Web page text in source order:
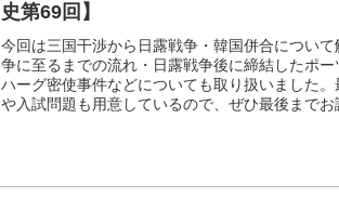
史第69回】
今回は三国干渉から日露戦争・韓国併合につい
争に至るまでの流れ・日露戦争後に締結したポー
ハーグ密使事件などについても取り扱いました
や入試問題も用意しているので、ぜひ最後までお